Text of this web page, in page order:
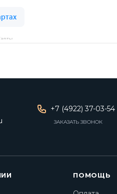
+7 (4922) 37-03-54
ЗАКАЗАТЬ ЗВОНОК
ПОМОЩЬ